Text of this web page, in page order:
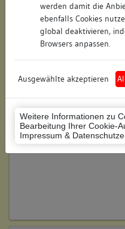
werden damit die
ebenfalls Cookies
global deaktivieren,
Browsers anpassen.
Ausgewählte akzeptieren
Weitere Informationen zu
Bearbeitung Ihrer Cookie-
Impressum &
Wohnplatzschlüssel:
Flurstücknummer:
Historischer Straßenname:
Lage des Wohnplatzes: